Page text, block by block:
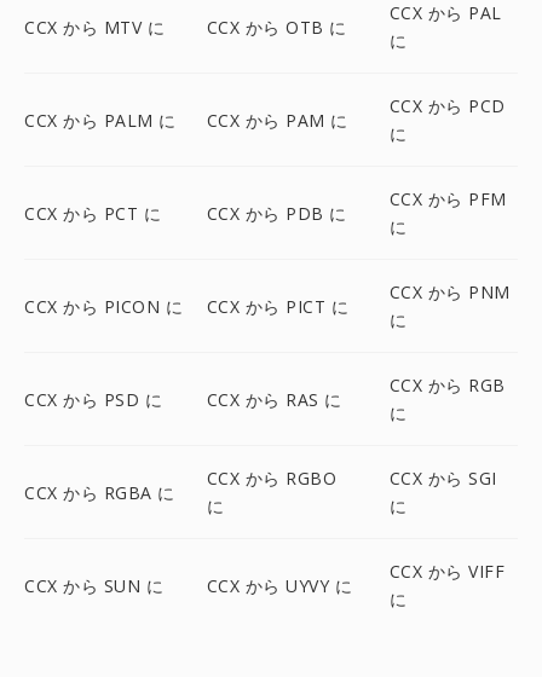
CCX から MTV に CCX から OTB に
CCX から PAL
に
CCX から PALM に CCX から PAM に
CCX から PCD
に
CCX から PCT に CCX から PDB に
CCX から PFM
に
CCX から PICON に CCX から PICT に
CCX から PNM
に
CCX から PSD に CCX から RAS に
CCX から RGB
に
CCX から RGBA に
CCX から RGBO
に
CCX から SGI
に
CCX から SUN に CCX から UYVY に
CCX から VIFF
に